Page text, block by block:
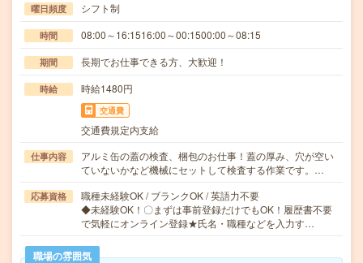
曜日頻度 シフト制
時間 08:00～16:1516:00～00:1500:00～08:15
期間 長期でお仕事できる方、大歓迎！
時給 時給1480円
交通費
交通費規定内支給
仕事内容
アルミ缶の蓋の検査、梱包のお仕事！蓋の厚み、穴が空い
ていないかなど機械にセットして検査する作業です。…
応募資格
職種未経験OK / ブランクOK / 英語力不要
◆未経験OK！〇まずは事前登録だけでもOK！履歴書不要
で気軽にオンライン登録★氏名・職種などを入力す…
職場の雰囲気